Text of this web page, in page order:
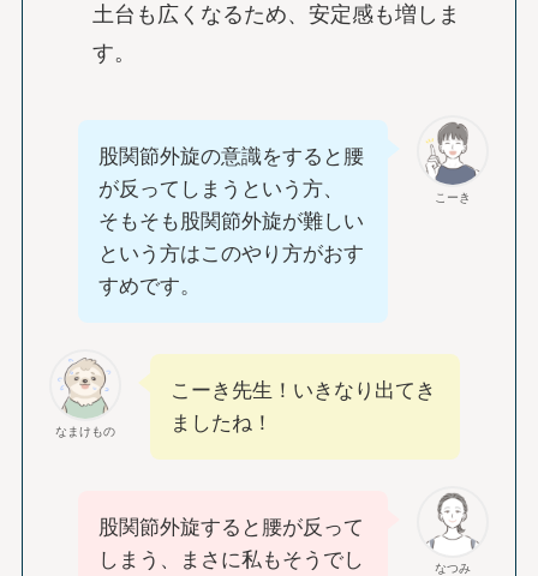
土台も広くなるため、安定感も増しま
す。
こーき
股関節外旋の意識をすると腰
が反ってしまうという方、
そもそも股関節外旋が難しい
という方はこのやり方がおす
すめです。
なまけもの
こーき先生！いきなり出てき
ましたね！
なつみ
股関節外旋すると腰が反って
しまう、まさに私もそうでし